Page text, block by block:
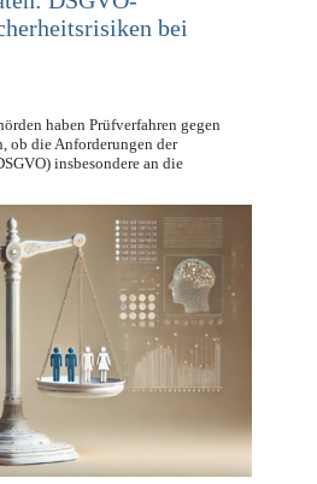
DSGVO-
bei
haben Prüfverfahren gegen
ob die Anforderungen der
insbesondere an die